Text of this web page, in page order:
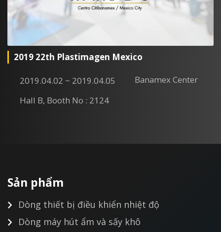
2019 22th Plastimagen Mexico
2019.04.02 ~ 2019.04.05
Banamex Center
Hall B, Booth No : 2124
Sản phẩm
Dòng thiết bị điều khiển nhiệt độ
Dòng máy hút ẩm và sấy khô